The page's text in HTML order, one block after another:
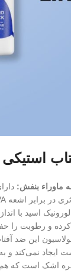
استیکی
ماوراء بنفش:
نوع هیالورونیک اسید
و رطوبت را
این ضد
ایجاد نمی‌کند و
اشک است که هم